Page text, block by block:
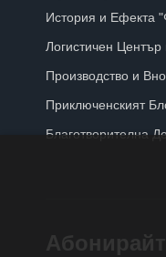
История и Ефекта
Логистичен
Производство и
Приключенският
Благотворителна